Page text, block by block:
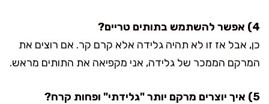
4) אפשר להשתמש בתותים טריים?
כן, אבל אז זו לא תהיה גלידה אלא קרם קר. אם רוצים את
המרקם הממכר של גלידה, אני מקפיאה את התותים מראש.
5) איך יוצרים מרקם יותר "גלידתי" ופחות קרח?